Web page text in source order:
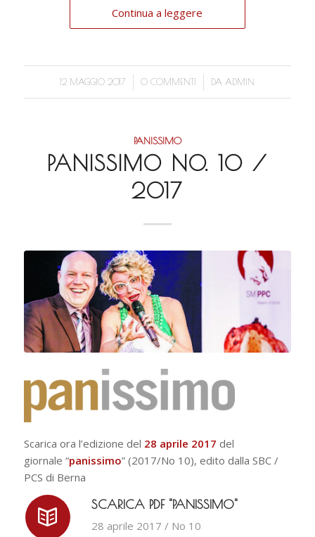
Continua a leggere
12 MAGGIO 2017
/ 0 COMMENTI
/ DAADMIN
PANISSIMO
PANISSIMO NO. 10 /
2017
Scarica ora l’edizione del 28 aprile 2017 del
giornale “panissimo” (2017/No 10), edito dalla SBC /
PCS di Berna
SCARICA PDF "PANISSIMO"
28 aprile 2017 / No 10